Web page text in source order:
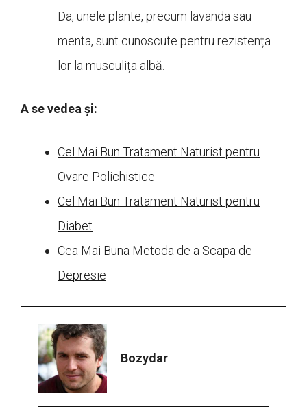
Da, unele plante, precum lavanda sau
menta, sunt cunoscute pentru rezistența
lor la musculița albă.
A se vedea și:
Cel Mai Bun Tratament Naturist pentru
Ovare Polichistice
Cel Mai Bun Tratament Naturist pentru
Diabet
Cea Mai Buna Metoda de a Scapa de
Depresie
Bozydar